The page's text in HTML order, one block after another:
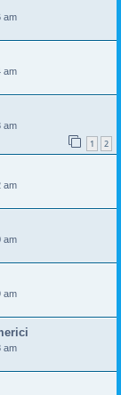
am
am
am
1 2
am
am
am
am